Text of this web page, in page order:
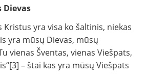
Dievas
Kristus yra visa ko šaltinis, niekas
yra mūsų Dievas, mūsų
vienas Šventas, vienas Viešpats,
– štai kas yra mūsų Viešpats